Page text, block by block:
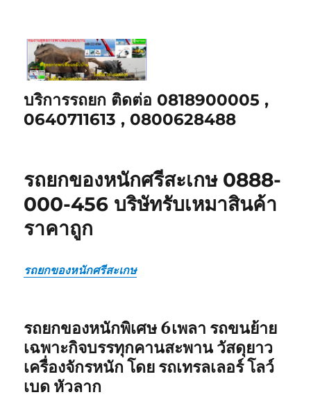
บริการรถยก ติดต่อ 0818900005 ,
0640711613 , 0800628488
รถยกของหนักศรีสะเกษ 0888-
000-456 บริษัทรับเหมาสินค้า
ราคาถูก
รถยกของหนักศรีสะเกษ
รถยกของหนักพิเศษ 6เพลา รถขนย้าย
เฉพาะกิจบรรทุกคานสะพาน วัสดุยาว
เครื่องจักรหนัก โดย รถเทรลเลอร์ โลว์
เบด หัวลาก